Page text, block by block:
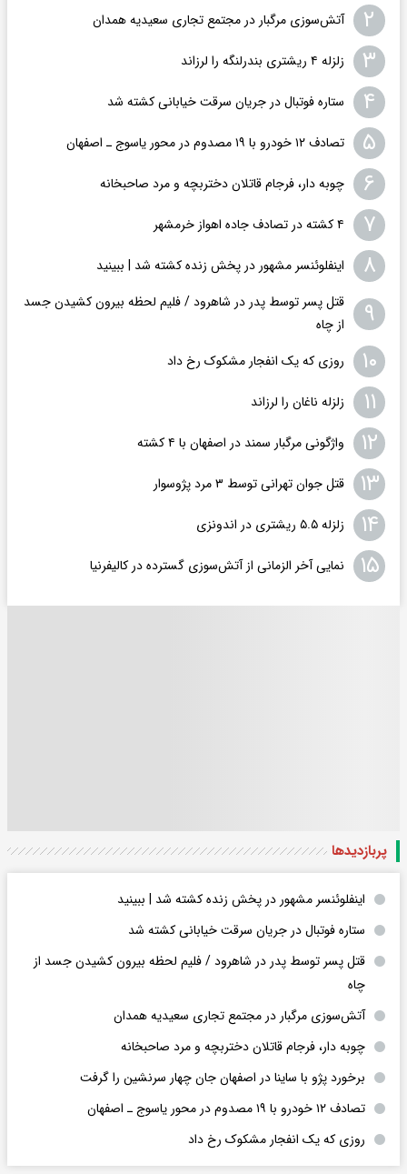
۲ آتش‌سوزی مرگبار در مجتمع تجاری سعیدیه همدان
۳ زلزله ۴ ریشتری بندرلنگه را لرزاند
۴ ستاره فوتبال در جریان سرقت خیابانی کشته شد
۵ تصادف ۱۲ خودرو با ۱۹ مصدوم در محور یاسوج ـ اصفهان
۶ چوبه دار، فرجام قاتلان دختربچه و مرد صاحبخانه
۷ ۴ کشته در تصادف جاده اهواز خرمشهر
۸ اینفلوئنسر مشهور در پخش زنده کشته شد | ببینید
۹
قتل پسر توسط پدر در شاهرود / فلیم لحظه بیرون کشیدن جسد
از چاه
۱۰ روزی که یک انفجار مشکوک رخ داد
۱۱ زلزله ناغان را لرزاند
۱۲ واژگونی مرگبار سمند در اصفهان با ۴ کشته
۱۳ قتل جوان تهرانی توسط ۳ مرد پژوسوار
۱۴ زلزله ۵.۵ ریشتری در اندونزی
۱۵ نمایی آخر الزمانی از آتش‌سوزی گسترده در کالیفرنیا
پربازدید‌ها
اینفلوئنسر مشهور در پخش زنده کشته شد | ببینید
ستاره فوتبال در جریان سرقت خیابانی کشته شد
قتل پسر توسط پدر در شاهرود / فلیم لحظه بیرون کشیدن جسد از
چاه
آتش‌سوزی مرگبار در مجتمع تجاری سعیدیه همدان
چوبه دار، فرجام قاتلان دختربچه و مرد صاحبخانه
برخورد پژو با ساینا در اصفهان جان چهار سرنشین را گرفت
تصادف ۱۲ خودرو با ۱۹ مصدوم در محور یاسوج ـ اصفهان
روزی که یک انفجار مشکوک رخ داد